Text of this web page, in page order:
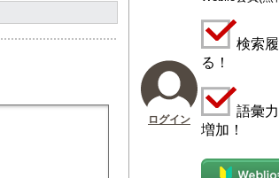
ログイン
検索
る！
語彙
増加！